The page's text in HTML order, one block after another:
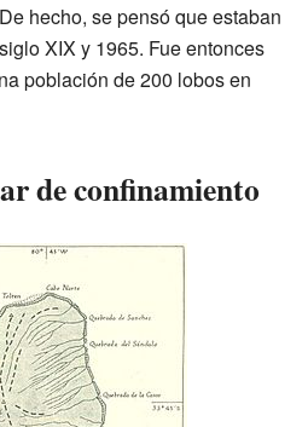
hecho, se pensó que estaban
XIX y 1965. Fue entonces
población de 200 lobos en
de confinamiento